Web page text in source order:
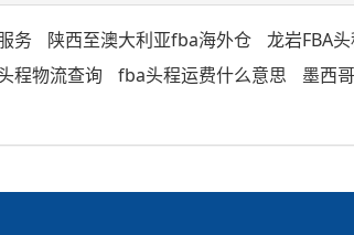
务 陕西至澳大利亚fba海外仓 龙岩FBA
程物流查询 fba头程运费什么意思 墨西